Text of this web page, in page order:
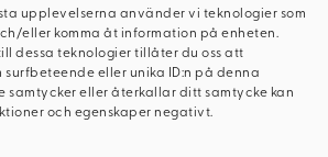
upplevelserna använder vi teknologier som
eller komma åt information på enheten.
dessa teknologier tillåter du oss att
eller unika ID:n på denna
samtycker eller återkallar ditt samtycke kan
och egenskaper negativt.